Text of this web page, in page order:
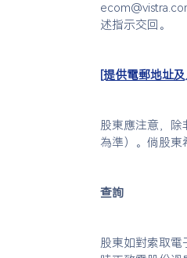
述指示交回。
[提供電郵地址
股東應注意，
為準）。倘股東
查詢
股東如對索取